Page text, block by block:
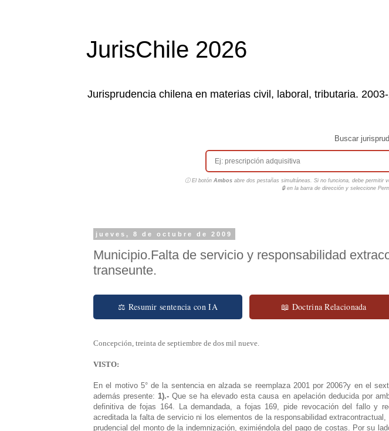
JurisChile 2026
Jurisprudencia chilena en materias civil, laboral, tributaria.
Buscar
ⓘ El botón Ambosabre dos pestañas simultáneas. Si no funciona, debe permitir
🔒 en la barra de dirección y seleccione
jueves, 8 de octubre de 2009
Municipio.Falta de servicio y responsabilidad
transeunte.
⚖ Resumir sentencia con IA 📖 Doctrina Relacionada
Concepción, treinta de septiembre de dos mil nueve.
VISTO:
En el motivo 5° de la sentencia en alzada se reemplaza 2001 por 2006?y en el
además presente: 1).-Que se ha elevado esta causa en apelación deducida por
definitiva de fojas 164.
La demandada, a fojas 169, pide revocación del fallo y
acreditada la falta de servicio ni los elementos de la responsabilidad
prudencial del monto de la indemnización, eximiéndola del pago de costas.
Por su